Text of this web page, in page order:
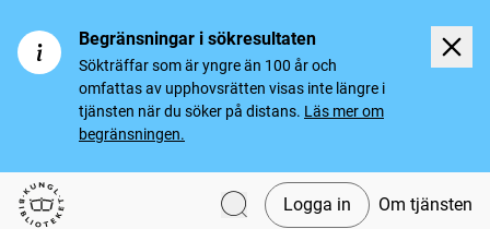
Begränsningar i sökresultaten
Sökträffar som är yngre än 100 år och
omfattas av upphovsrätten visas inte längre i
tjänsten när du söker på distans. Läs mer om
begränsningen.
Svenska tidningar
Logga in Om tjänsten